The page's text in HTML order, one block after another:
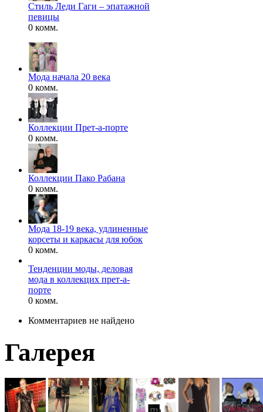
Стиль Леди Гаги – эпатажной
певицы
0 комм.
Мода начала 20 века
0 комм.
Коллекции Прет-а-порте
0 комм.
Коллекции Пако Рабана
0 комм.
Мода 18-19 века, удлиненные
корсеты и каркасы для юбок
0 комм.
Тенденции моды, деловая
мода в коллекцих прет-а-
порте
0 комм.
Комментариев не найдено
Галерея